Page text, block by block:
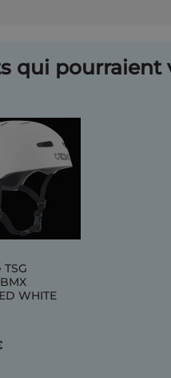
qui pourraient
WHITE